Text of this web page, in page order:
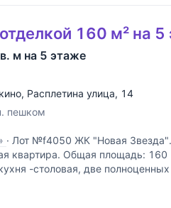
160 м² на 5
м на 5 этаже
, Расплетина улица, 14
пешком
· Лот №f4050 ЖК "Новая
квартира. Общая площадь:
-столовая, две